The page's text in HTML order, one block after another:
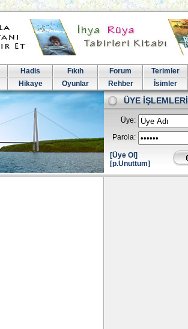
Hadis Fıkıh Forum
Terimler
Hikaye Oyunlar Rehber İsimler
ÜYE İŞLEMLERİ
Üye:
Parola:
[Üye Ol]
[p.Unuttum]